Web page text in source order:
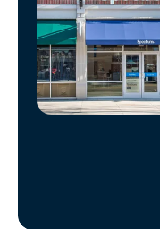
Administrar
cuenta
Encuentra
una
tienda